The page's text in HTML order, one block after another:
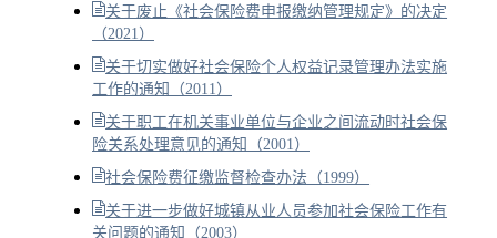
关于废止《社会保险费申报缴纳管理规定》的决定
（2021）
关于切实做好社会保险个人权益记录管理办法实施
工作的通知（2011）
关于职工在机关事业单位与企业之间流动时社会保
险关系处理意见的通知（2001）
社会保险费征缴监督检查办法（1999）
关于进一步做好城镇从业人员参加社会保险工作有
关问题的通知（2003）